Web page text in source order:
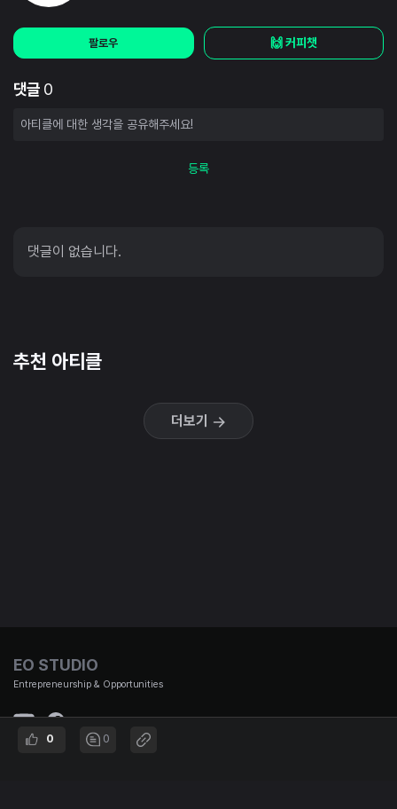
팔로우 🙌 커피챗
댓글 0
등록
댓글이 없습니다.
추천 아티클
더보기
0 0
EO STUDIO
Entrepreneurship & Opportunities